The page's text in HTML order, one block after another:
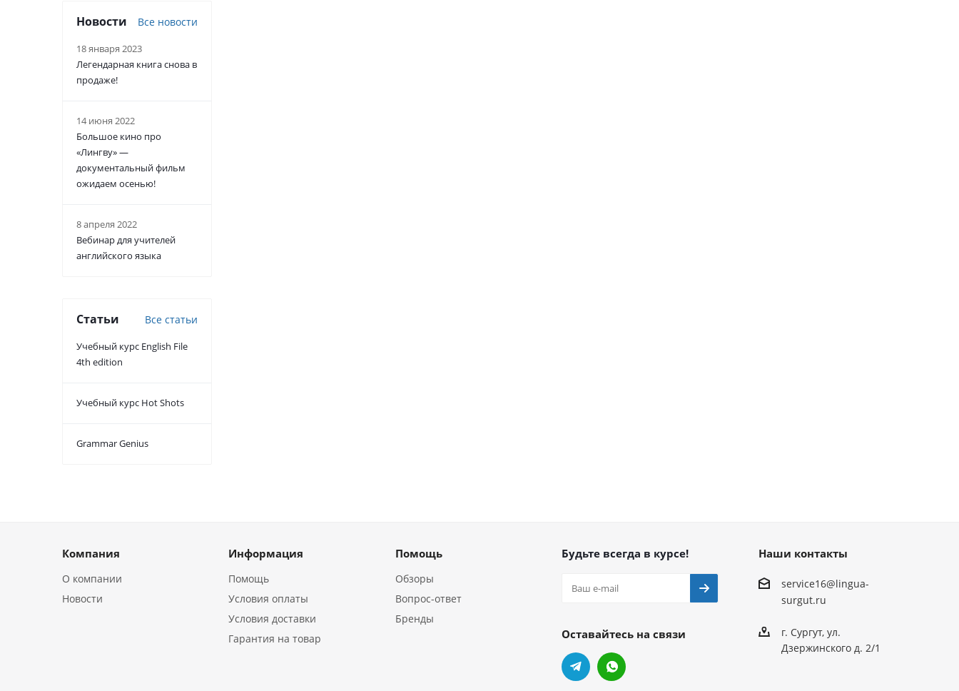
Новости Все новости
18 января 2023
Легендарная книга снова в
продаже!
14 июня 2022
Большое кино про
«Лингву» —
документальный фильм
ожидаем осенью!
8 апреля 2022
Вебинар для учителей
английского языка
Статьи Все статьи
Учебный курс English File
4th edition
Учебный курс Hot Shots
Grammar Genius
Компания
О компании
Новости
Информация
Помощь
Условия оплаты
Условия доставки
Гарантия на товар
Помощь
Обзоры
Вопрос-ответ
Бренды
Будьте всегда в курсе!
Оставайтесь на связи
Наши контакты
service16@lingua-
surgut.ru
г. Сургут,ул.
Дзержинского д. 2/1